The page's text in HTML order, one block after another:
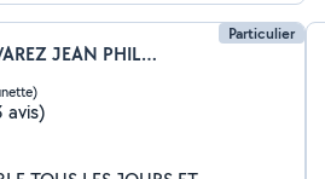
Particulier
TONY ALVAREZ JEAN PHILIPPE
avis)